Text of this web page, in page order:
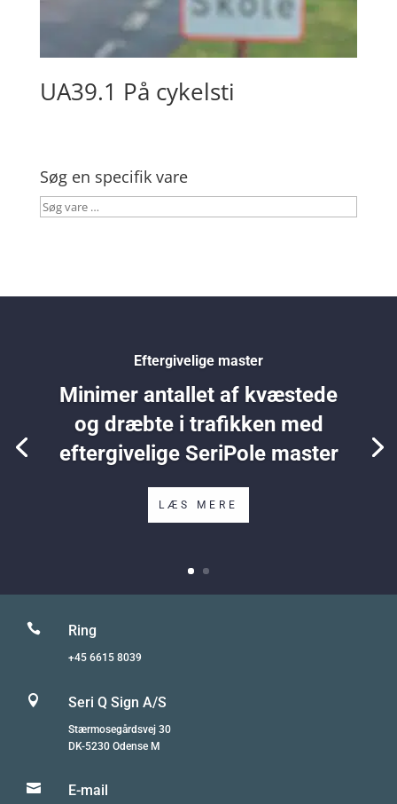
UA39.1 På cykelsti
Søg en specifik vare
Søg
Eftergivelige master
Minimer antallet af kvæstede
og dræbte i trafikken med
eftergivelige SeriPole master
LÆS MERE
 Ring
+45 6615 8039
 Seri Q Sign A/S
Stærmosegårdsvej 30
DK-5230 Odense M
 E-mail